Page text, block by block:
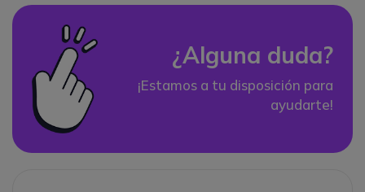
¿Alguna duda?
¡Estamos a tu disposición para
ayudarte!